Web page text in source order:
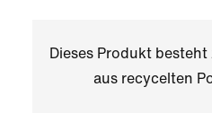
Dieses Produkt
aus recycelten